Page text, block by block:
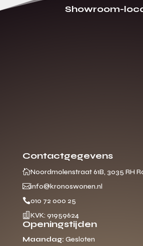
Showroom-
Contactgegevens
Noordmolenstraat 61B, 3035 RH
info@kronoswonen.nl
010 72 000 25
 KVK: 91959624
Openingstijden
Maandag: Gesloten